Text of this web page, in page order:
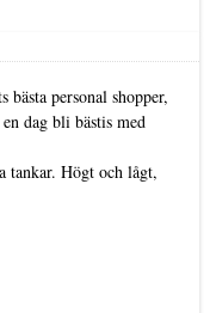
personal shopper,
dag bli bästis med
tankar. Högt och lågt,